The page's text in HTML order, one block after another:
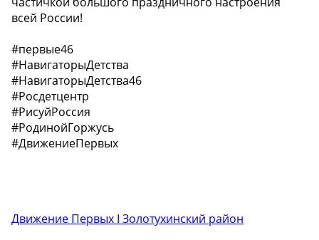
всей России!
#первые46
#НавигаторыДетства
#НавигаторыДетства46
#Росдетцентр
#РисуйРоссия
#РодинойГоржусь
#ДвижениеПервых
Движение Первых I Золотухинский район